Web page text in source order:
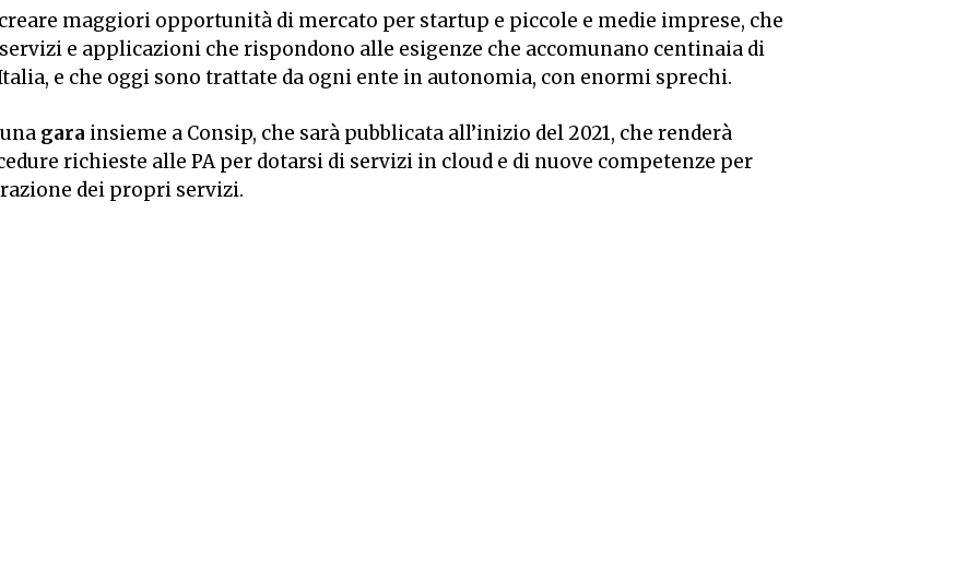
maggiori opportunità di mercato per startup e piccole e medie imprese, che
e applicazioni che rispondono alle esigenze che accomunano centinaia di
e che oggi sono trattate da ogni ente in autonomia, con enormi sprechi.
gara insieme a Consip, che sarà pubblicata all’inizio del 2021, che renderà
richieste alle PA per dotarsi di servizi in cloud e di nuove competenze per
dei propri servizi.